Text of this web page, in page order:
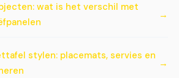
wat is het verschil met
stylen: placemats, servies en